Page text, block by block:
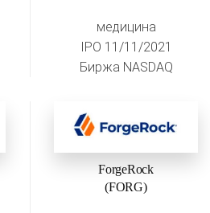
медицина
IPO 11/11/2021
Биржа NASDAQ
ForgeRock
(FORG)